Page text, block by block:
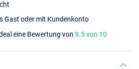
Gast oder mit Kundenkonto
eine Bewertung von9.5 von 10